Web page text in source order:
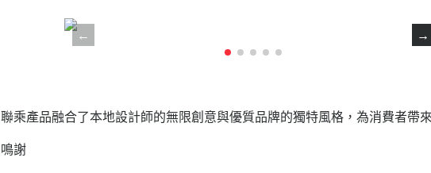
聯乘產品融合了本地設計師的無限創意與優質品牌的獨特風格，為消費者帶
鳴謝